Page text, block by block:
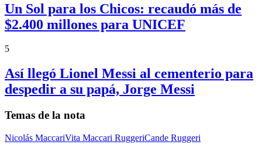
Un Sol para los Chicos: recaudó más de
$2.400 millones para UNICEF
5
Así llegó Lionel Messi al cementerio para
despedir a su papá, Jorge Messi
Temas de la nota
Nicolás MaccariVita Maccari RuggeriCande Ruggeri